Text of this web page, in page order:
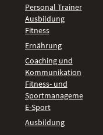
Personal Trainer
Ausbildung
Fitness
Ernährung
Coaching und
Kommunikation
Fitness- und
Sportmanagement
E-Sport
Ausbildung